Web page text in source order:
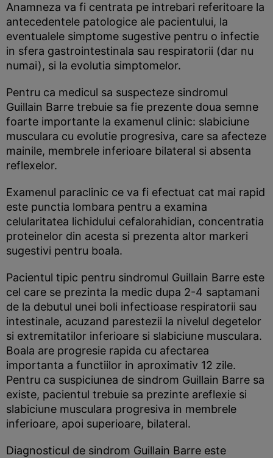
Anamneza va fi centrata pe intrebari referitoare la
antecedentele patologice ale pacientului, la
eventualele simptome sugestive pentru o infectie
in sfera gastrointestinala sau respiratorii (dar nu
numai), si la evolutia simptomelor.
Pentru ca medicul sa suspecteze sindromul
Guillain Barre trebuie sa fie prezente doua semne
foarte importante la examenul clinic: slabiciune
musculara cu evolutie progresiva, care sa afecteze
mainile, membrele inferioare bilateral si absenta
reflexelor.
Examenul paraclinic ce va fi efectuat cat mai rapid
este punctia lombara pentru a examina
celularitatea lichidului cefalorahidian, concentratia
proteinelor din acesta si prezenta altor markeri
sugestivi pentru boala.
Pacientul tipic pentru sindromul Guillain Barre este
cel care se prezinta la medic dupa 2-4 saptamani
de la debutul unei boli infectioase respiratorii sau
intestinale, acuzand parestezii la nivelul degetelor
si extremitatilor inferioare si slabiciune musculara.
Boala are progresie rapida cu afectarea
importanta a functiilor in aproximativ 12 zile.
Pentru ca suspiciunea de sindrom Guillain Barre sa
existe, pacientul trebuie sa prezinte areflexie si
slabiciune musculara progresiva in membrele
inferioare, apoi superioare, bilateral.
Diagnosticul de sindrom Guillain Barre este